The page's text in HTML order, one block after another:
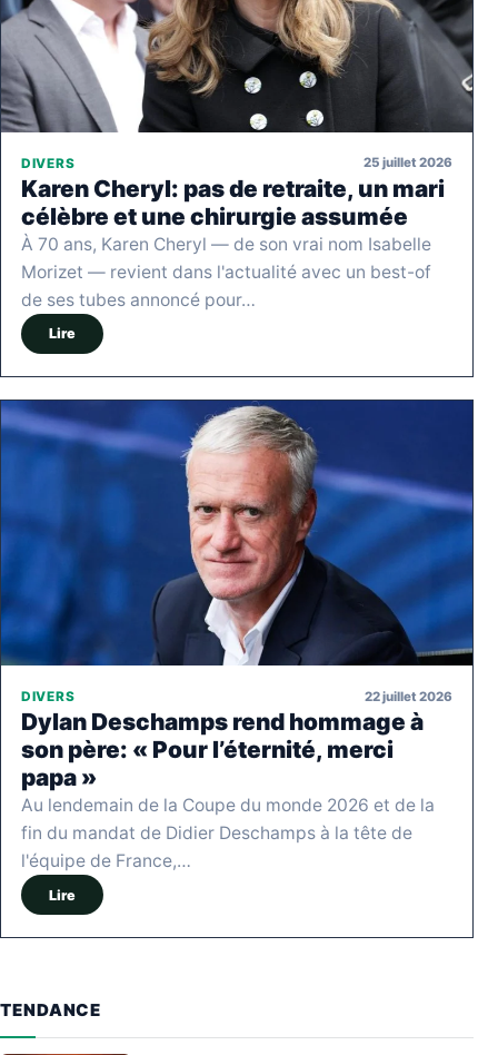
DIVERS 25 juillet 2026
Karen Cheryl: pas de retraite, un mari
célèbre et une chirurgie assumée
À 70 ans, Karen Cheryl — de son vrai nom Isabelle
Morizet — revient dans l'actualité avec un best-of
de ses tubes annoncé pour…
Lire
DIVERS 22 juillet 2026
Dylan Deschamps rend hommage à
son père: « Pour l’éternité, merci
papa »
Au lendemain de la Coupe du monde 2026 et de la
fin du mandat de Didier Deschamps à la tête de
l'équipe de France,…
Lire
TENDANCE